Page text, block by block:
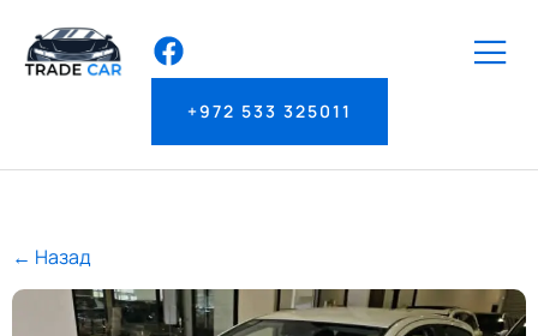
+972 533 325011
← Назад